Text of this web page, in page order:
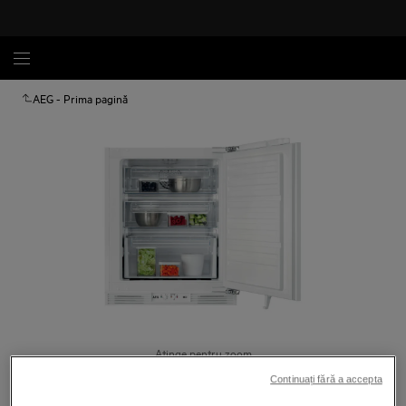
AEG - Prima pagină
Atinge pentru zoom
Continuați fără a accepta